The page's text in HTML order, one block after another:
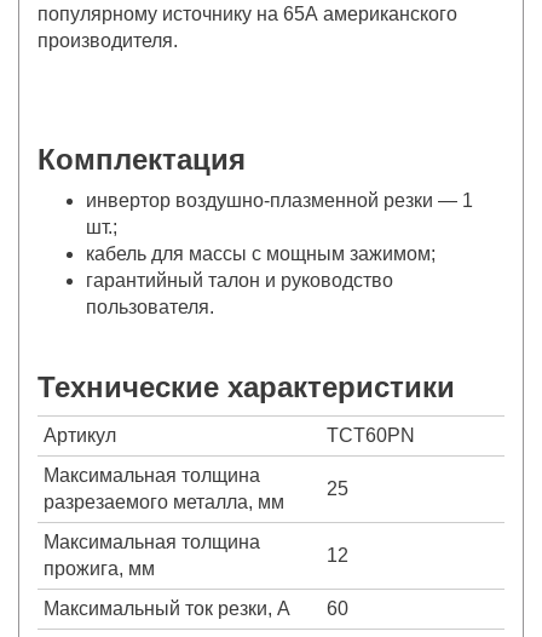
популярному источнику на 65А американского
производителя.
Комплектация
инвертор воздушно-плазменной резки — 1
шт.;
кабель для массы с мощным зажимом;
гарантийный талон и руководство
пользователя.
Технические характеристики
Артикул
TCT60PN
Максимальная толщина
разрезаемого металла, мм
25
Максимальная толщина
прожига, мм
12
Максимальный ток резки, А
60